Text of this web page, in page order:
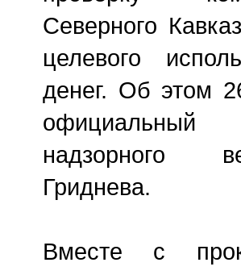
Северного
целевого
денег. Об этом
надзорного
Гриднева.
Вместе с